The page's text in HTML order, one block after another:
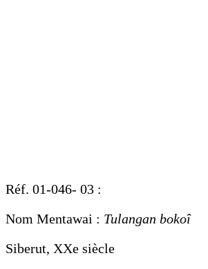
Réf. 01-046- 03 :
Nom Mentawai : Tulangan bokoî
Siberut, XXe siècle